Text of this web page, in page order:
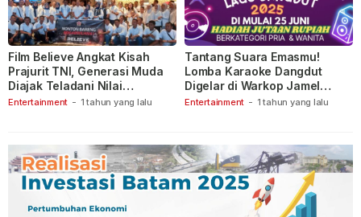
Entertainment - 1 tahun yang lalu
Film Believe Angkat Kisah
Prajurit TNI, Generasi Muda
Diajak Teladani Nilai
Keberanian
Entertainment - 1 tahun yang lalu
Tantang Suara Emasmu!
Lomba Karaoke Dangdut
Digelar di Warkop Jamel
Ganet